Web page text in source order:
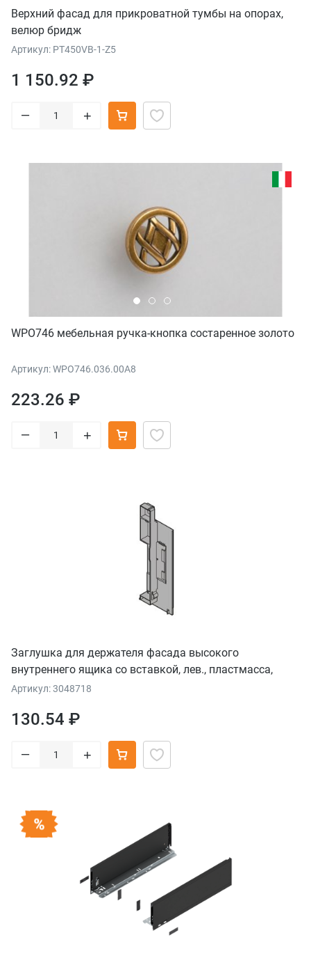
Верхний фасад для прикроватной тумбы на опорах,
велюр бридж
Артикул: PT450VB-1-Z5
1 150.92 ₽
– +
WPO746 мебельная ручка-кнопка состаренное золото
Артикул: WPO746.036.00A8
223.26 ₽
– +
Заглушка для держателя фасада высокого
внутреннего ящика со вставкой, лев., пластмасса,
серый орион
Артикул: 3048718
130.54 ₽
– +